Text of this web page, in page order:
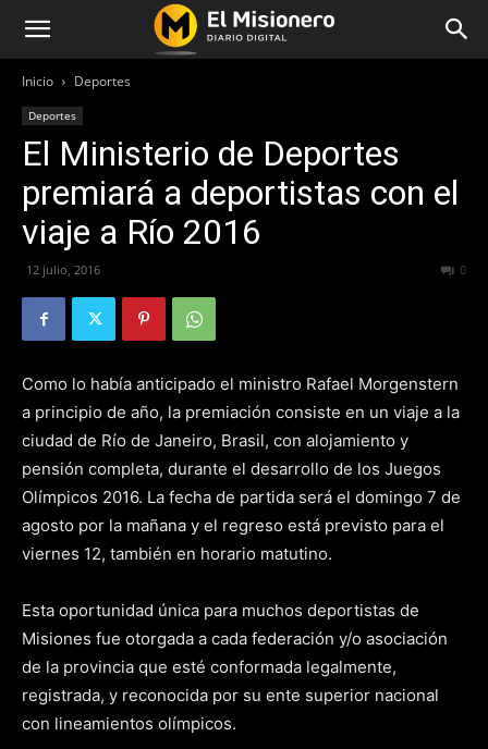
Inicio Deportes
Deportes
El Ministerio de Deportes
premiará a deportistas con el
viaje a Río 2016
12 julio, 2016 0
Como lo había anticipado el ministro Rafael Morgenstern
a principio de año, la premiación consiste en un viaje a la
ciudad de Río de Janeiro, Brasil, con alojamiento y
pensión completa, durante el desarrollo de los Juegos
Olímpicos 2016. La fecha de partida será el domingo 7 de
agosto por la mañana y el regreso está previsto para el
viernes 12, también en horario matutino.
Esta oportunidad única para muchos deportistas de
Misiones fue otorgada a cada federación y/o asociación
de la provincia que esté conformada legalmente,
registrada, y reconocida por su ente superior nacional
con lineamientos olímpicos.